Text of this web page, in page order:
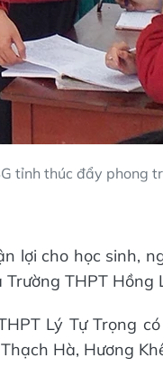
tỉnh thúc đẩy phong
lợi cho học sinh,
THPT Hồng
Lý Tự Trọng
Hà, Hương